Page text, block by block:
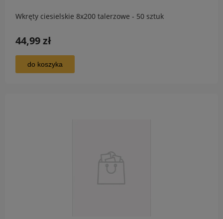
Wkręty ciesielskie 8x200 talerzowe - 50 sztuk
44,99 zł
do koszyka